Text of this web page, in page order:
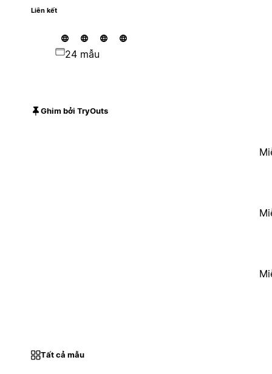
Liên kết
24 mẫu
Ghim bởi TryOuts
Tất cả mẫu